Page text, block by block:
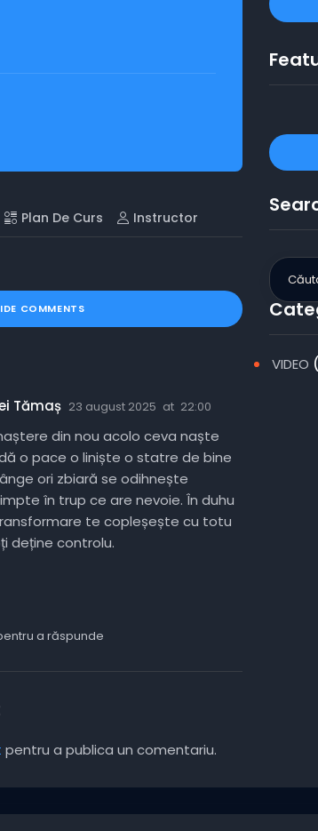
Plan De Curs Instructor
COMMENTS
Tămaș 23 august 2025 at 22:00
din nou acolo ceva naște
o pace o liniște o statre de bine
ori zbiară se odihnește
în trup ce are nevoie. În duhu
te copleșește cu totu
deține controlu.
a răspunde
pentru a publica un comentariu.
VIDEO